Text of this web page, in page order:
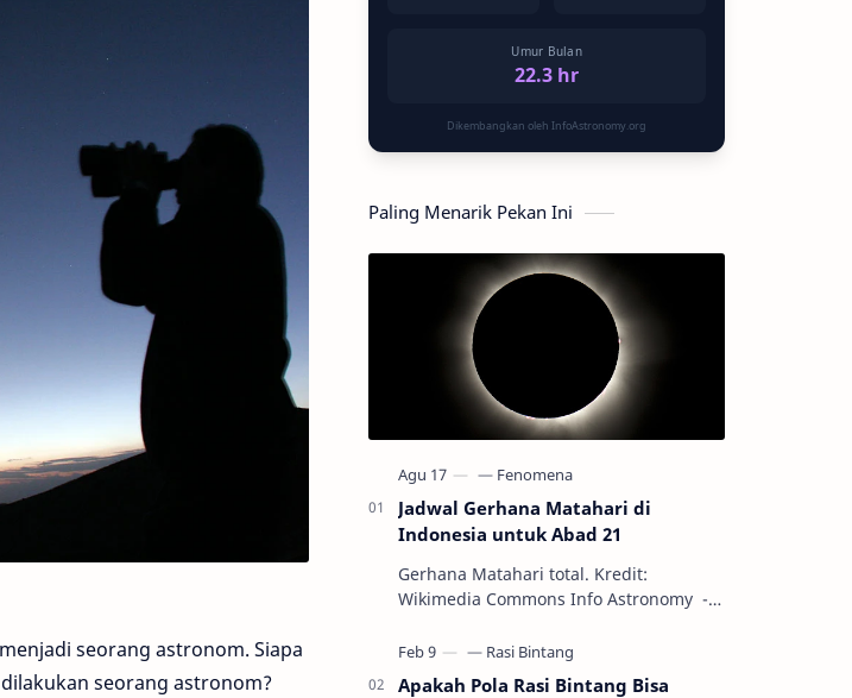
seorang astronom. Siapa
seorang astronom?
Umur Bulan
22.3 hr
Dikembangkan oleh InfoAstronomy.org
Paling Menarik Pekan Ini
Jadwal Gerhana Matahari di
Indonesia untuk Abad 21
Gerhana Matahari total. Kredit:
Wikimedia Commons Info Astronomy -
gerhana Matahari akan terjadi sebanyak
22…
Apakah Pola Rasi Bintang Bisa